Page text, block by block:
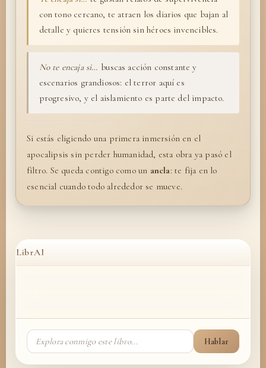
con tono cercano, te atraen los diarios que bajan al
detalle y quieres tensión sin héroes invencibles.
No te encaja si… buscas acción constante y
escenarios grandiosos: el terror aquí es
progresivo, y el aislamiento es parte del impacto.
Si estás eligiendo una primera inmersión en el
apocalipsis sin perder humanidad, esta obra ya pasó el
filtro. Se queda contigo como un ancla: te fija en lo
esencial cuando todo alrededor se mueve.
LibrAI
Hablar